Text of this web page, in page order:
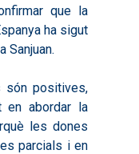
que la
ha sigut
Sanjuan.
són positives,
en abordar la
les dones
parcials i en